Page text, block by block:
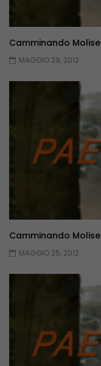
Camminando Molise
MAGGIO 29, 2012
Camminando Molise
MAGGIO 25, 2012